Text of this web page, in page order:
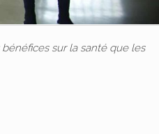
sur la santé que les